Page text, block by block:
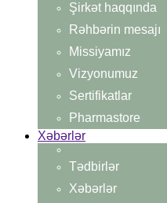
Şirkət haqqında
Rəhbərin mesajı
Missiyamız
Vizyonumuz
Sertifikatlar
Pharmastore
Xəbərlər
Tədbirlər
Xəbərlər